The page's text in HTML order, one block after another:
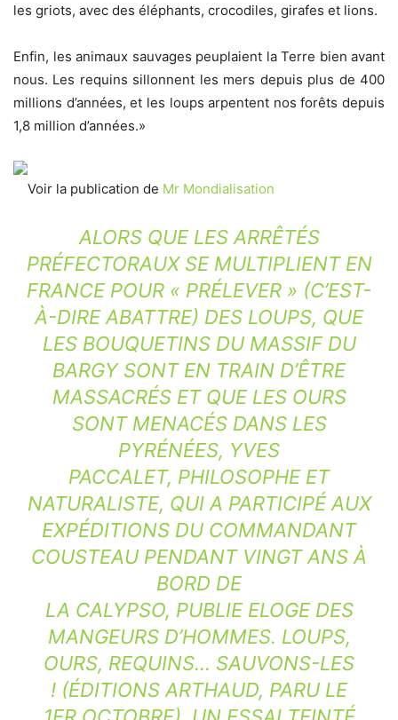
les griots, avec des éléphants, crocodiles, girafes et lions.
Enfin, les animaux sauvages peuplaient la Terre bien avant
nous. Les requins sillonnent les mers depuis plus de 400
millions d’années, et les loups arpentent nos forêts depuis
1,8 million d’années.»
Voir la publication de Mr Mondialisation
ALORS QUE LES ARRÊTÉS
PRÉFECTORAUX SE MULTIPLIENT EN
FRANCE POUR « PRÉLEVER » (C’EST-
À-DIRE ABATTRE) DES LOUPS, QUE
LES BOUQUETINS DU MASSIF DU
BARGY SONT EN TRAIN D’ÊTRE
MASSACRÉS ET QUE LES OURS
SONT MENACÉS DANS LES
PYRÉNÉES, YVES
PACCALET, PHILOSOPHE ET
NATURALISTE, QUI A PARTICIPÉ AUX
EXPÉDITIONS DU COMMANDANT
COUSTEAU PENDANT VINGT ANS À
BORD DE
LA CALYPSO, PUBLIE ELOGE DES
MANGEURS D’HOMMES. LOUPS,
OURS, REQUINS… SAUVONS-LES
! (ÉDITIONS ARTHAUD, PARU LE